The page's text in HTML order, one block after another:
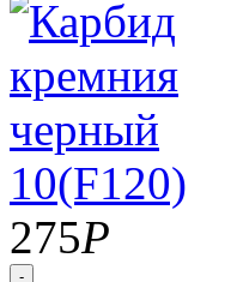
275Р
-